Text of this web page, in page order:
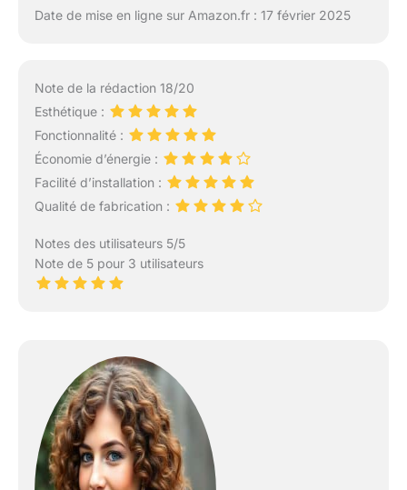
Date de mise en ligne sur Amazon.fr : 17 février 2025
Note de la rédaction 18/20
Esthétique :
Fonctionnalité :
Économie d’énergie :
Facilité d’installation :
Qualité de fabrication :
Notes des utilisateurs 5/5
Note de 5 pour 3 utilisateurs